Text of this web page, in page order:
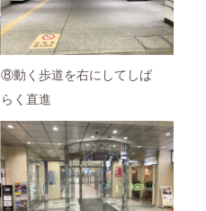
⑧動く歩道を右にしてしば
らく直進